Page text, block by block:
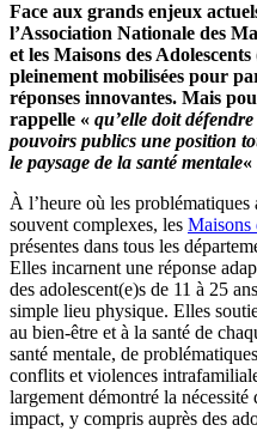
Face aux grands enjeux
l’Association Nationale des
et les Maisons des
pleinement mobilisées pour
réponses innovantes. Mais
rappelle « qu’elle doit
pouvoirs publics une position
le paysage de la santé mentale«
À l’heure où les problématiques
souvent complexes, les Maisons
présentes dans tous les
Elles incarnent une réponse
des adolescent(e)s de 11 à 25
simple lieu physique. Elles
au bien-être et à la santé de
santé mentale, de
conflits et violences
largement démontré la
impact, y compris auprès des